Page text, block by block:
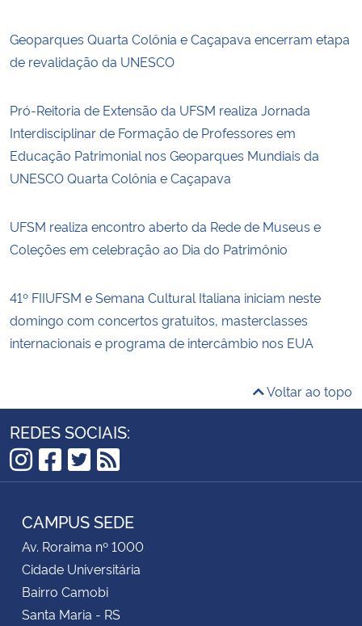
Geoparques Quarta Colônia e Caçapava encerram etapa
de revalidação da UNESCO
Pró-Reitoria de Extensão da UFSM realiza Jornada
Interdisciplinar de Formação de Professores em
Educação Patrimonial nos Geoparques Mundiais da
UNESCO Quarta Colônia e Caçapava
UFSM realiza encontro aberto da Rede de Museus e
Coleções em celebração ao Dia do Patrimônio
41º FIIUFSM e Semana Cultural Italiana iniciam neste
domingo com concertos gratuitos, masterclasses
internacionais e programa de intercâmbio nos EUA
Voltar ao topo
REDES SOCIAIS:
Instagram
Facebook
Twitter
RSS
CAMPUS SEDE
Av. Roraima nº 1000
Cidade Universitária
Bairro Camobi
Santa Maria - RS